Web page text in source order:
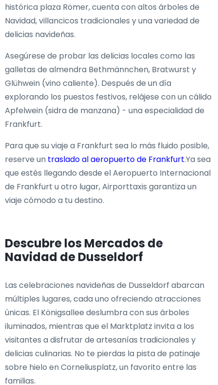
histórica plaza Römer, cuenta con altos árboles de
Navidad, villancicos tradicionales y una variedad de
delicias navideñas.
Asegúrese de probar las delicias locales como las
galletas de almendra Bethmännchen, Bratwurst y
Glühwein (vino caliente). Después de un día
explorando los puestos festivos, relájese con un cálido
Apfelwein (sidra de manzana) - una especialidad de
Frankfurt.
Para que su viaje a Frankfurt sea lo más fluido posible,
reserve un traslado al aeropuerto de Frankfurt.Ya sea
que estés llegando desde el Aeropuerto Internacional
de Frankfurt u otro lugar, Airporttaxis garantiza un
viaje cómodo a tu destino.
Descubre los Mercados de
Navidad de Dusseldorf
Las celebraciones navideñas de Dusseldorf abarcan
múltiples lugares, cada uno ofreciendo atracciones
únicas. El Königsallee deslumbra con sus árboles
iluminados, mientras que el Marktplatz invita a los
visitantes a disfrutar de artesanías tradicionales y
delicias culinarias. No te pierdas la pista de patinaje
sobre hielo en Corneliusplatz, un favorito entre las
familias.